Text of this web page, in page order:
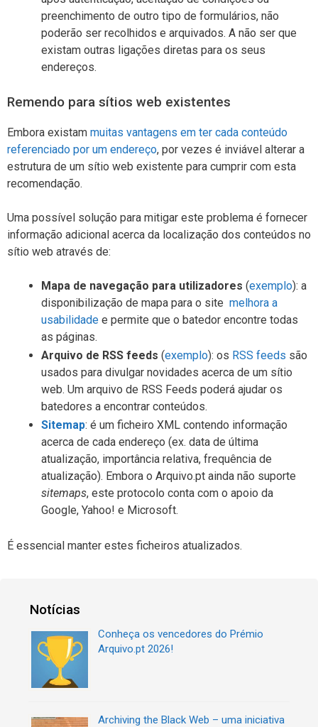
preenchimento de outro tipo de formulários, não
poderão ser recolhidos e arquivados. A não ser que
existam outras ligações diretas para os seus
endereços.
Remendo para sítios web existentes
Embora existam muitas vantagens em ter cada conteúdo
referenciado por um endereço, por vezes é inviável alterar a
estrutura de um sítio web existente para cumprir com esta
recomendação.
Uma possível solução para mitigar este problema é fornecer
informação adicional acerca da localização dos conteúdos no
sítio web através de:
Mapa de navegação para utilizadores (exemplo): a
disponibilização de mapa para o site melhora a
usabilidade e permite que o batedor encontre todas
as páginas.
Arquivo de RSS feeds (exemplo): os RSS feeds são
usados para divulgar novidades acerca de um sítio
web. Um arquivo de RSS Feeds poderá ajudar os
batedores a encontrar conteúdos.
Sitemap: é um ficheiro XML contendo informação
acerca de cada endereço (ex. data de última
atualização, importância relativa, frequência de
atualização). Embora o Arquivo.pt ainda não suporte
sitemaps, este protocolo conta com o apoio da
Google, Yahoo! e Microsoft.
É essencial manter estes ficheiros atualizados.
Notícias
Conheça os vencedores do Prémio
Arquivo.pt 2026!
Archiving the Black Web – uma iniciativa